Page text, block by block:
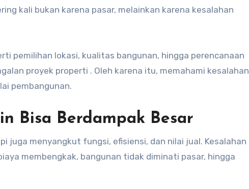
kali bukan karena pasar, melainkan karena kesalahan
pemilihan lokasi, kualitas bangunan, hingga perencanaan
proyek properti . Oleh karena itu, memahami kesalahan
pembangunan.
Bisa Berdampak Besar
juga menyangkut fungsi, efisiensi, dan nilai jual. Kesalahan
membengkak, bangunan tidak diminati pasar, hingga